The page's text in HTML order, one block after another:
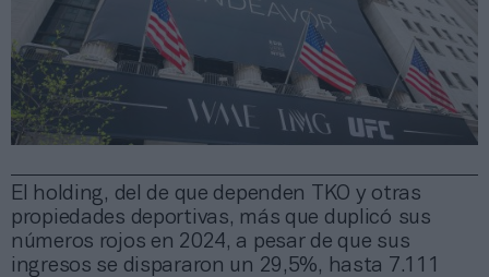
El holding, del de que dependen TKO y otras
propiedades deportivas, más que duplicó sus
números rojos en 2024, a pesar de que sus
ingresos se dispararon un 29,5%, hasta 7.111